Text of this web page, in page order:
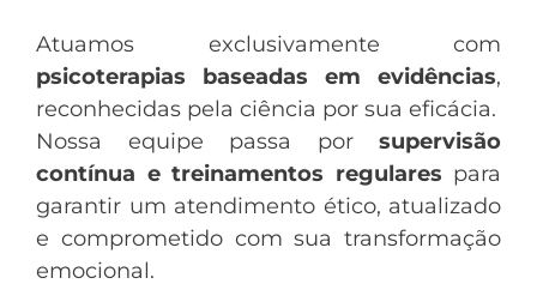
Atuamos exclusivamente com
psicoterapias baseadas em evidências,
reconhecidas pela ciência por sua eficácia.
Nossa equipe passa por supervisão
contínua e treinamentos regulares para
garantir um atendimento ético, atualizado
e comprometido com sua transformação
emocional.